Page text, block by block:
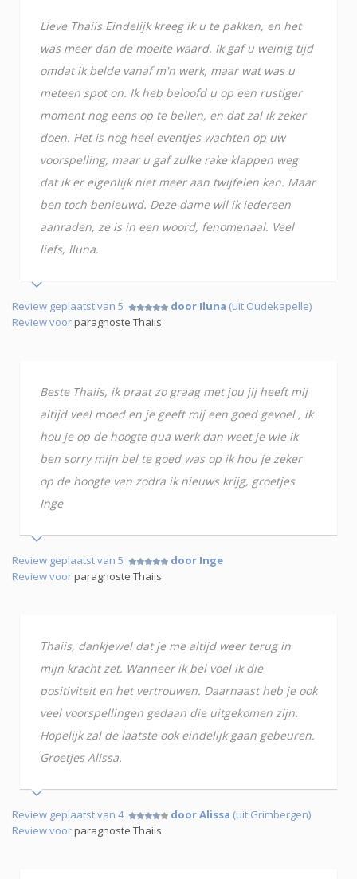
Lieve Thaiis Eindelijk kreeg ik u te pakken, en het
was meer dan de moeite waard. Ik gaf u weinig tijd
omdat ik belde vanaf m'n werk, maar wat was u
meteen spot on. Ik heb beloofd u op een rustiger
moment nog eens op te bellen, en dat zal ik zeker
doen. Het is nog heel eventjes wachten op uw
voorspelling, maar u gaf zulke rake klappen weg
dat ik er eigenlijk niet meer aan twijfelen kan. Maar
ben toch benieuwd. Deze dame wil ik iedereen
aanraden, ze is in een woord, fenomenaal. Veel
liefs, Iluna.
Review geplaatst van 5 door Iluna (uit Oudekapelle)
Review voorparagnoste Thaiis
Beste Thaiis, ik praat zo graag met jou jij heeft mij
altijd veel moed en je geeft mij een goed gevoel , ik
hou je op de hoogte qua werk dan weet je wie ik
ben sorry mijn bel te goed was op ik hou je zeker
op de hoogte van zodra ik nieuws krijg, groetjes
Inge
Review geplaatst van 5
door Inge
Review voorparagnoste Thaiis
Thaiis, dankjewel dat je me altijd weer terug in
mijn kracht zet. Wanneer ik bel voel ik die
positiviteit en het vertrouwen. Daarnaast heb je ook
veel voorspellingen gedaan die uitgekomen zijn.
Hopelijk zal de laatste ook eindelijk gaan gebeuren.
Groetjes Alissa.
Review geplaatst van 4 door Alissa (uit Grimbergen)
Review voorparagnoste Thaiis